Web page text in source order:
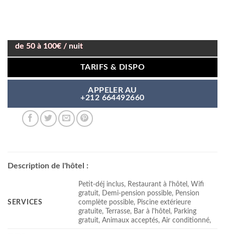
de 50 à 100€ / nuit
TARIFS & DISPO
APPELER AU
+212 664492660
Description de l'hôtel :
SERVICES
Petit-déj inclus, Restaurant à l'hôtel, Wifi
gratuit, Demi-pension possible, Pension
complète possible, Piscine extérieure
gratuite, Terrasse, Bar à l'hôtel, Parking
gratuit, Animaux acceptés, Air conditionné,